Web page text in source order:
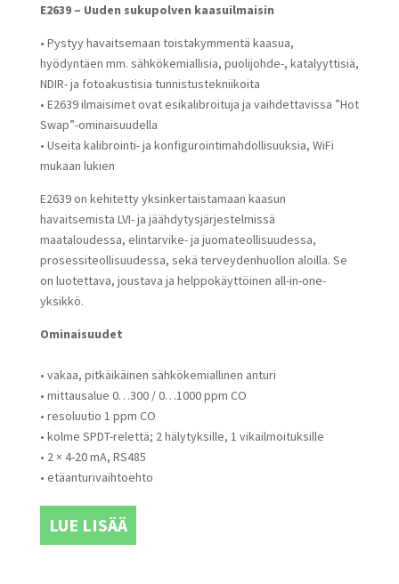
E2639 – Uuden sukupolven kaasuilmaisin
• Pystyy havaitsemaan toistakymmentä kaasua,
hyödyntäen mm. sähkökemiallisia, puolijohde-, katalyyttisiä,
NDIR- ja fotoakustisia tunnistustekniikoita
• E2639 ilmaisimet ovat esikalibroituja ja vaihdettavissa ”Hot
Swap”-ominaisuudella
• Useita kalibrointi- ja konfigurointimahdollisuuksia, WiFi
mukaan lukien
E2639 on kehitetty yksinkertaistamaan kaasun
havaitsemista LVI- ja jäähdytysjärjestelmissä
maataloudessa, elintarvike- ja juomateollisuudessa,
prosessiteollisuudessa, sekä terveydenhuollon aloilla. Se
on luotettava, joustava ja helppokäyttöinen all-in-one-
yksikkö.
Ominaisuudet
• vakaa, pitkäikäinen sähkökemiallinen anturi
• mittausalue 0…300 / 0…1000 ppm CO
• resoluutio 1 ppm CO
• kolme SPDT-relettä; 2 hälytyksille, 1 vikailmoituksille
• 2 × 4-20 mA, RS485
• etäanturivaihtoehto
LUE LISÄÄ